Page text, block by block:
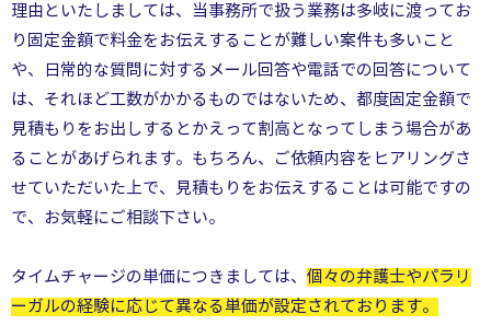
理由といたしましては、当事務所で扱う業務は多岐に渡ってお
り固定金額で料金をお伝えすることが難しい案件も多いこと
や、日常的な質問に対するメール回答や電話での回答について
は、それほど工数がかかるものではないため、都度固定金額で
見積もりをお出しするとかえって割高となってしまう場合があ
ることがあげられます。もちろん、ご依頼内容をヒアリングさ
せていただいた上で、見積もりをお伝えすることは可能ですの
で、お気軽にご相談下さい。
タイムチャージの単価につきましては、 個々の弁護士やパラリ
ーガルの経験に応じて異なる単価が設定されております。